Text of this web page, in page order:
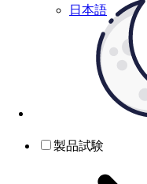
日本語
製品試験